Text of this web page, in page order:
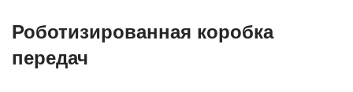
Роботизированная коробка
передач